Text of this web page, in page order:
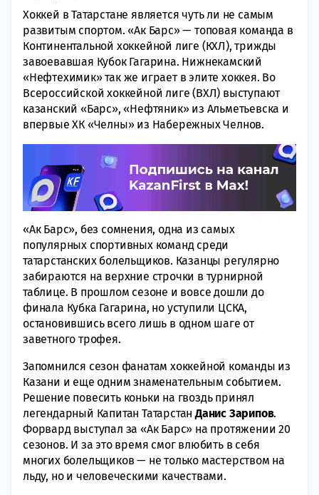
Хоккей в Татарстане является чуть ли не самым
развитым спортом. «Ак Барс» — топовая команда в
Континентальной хоккейной лиге (КХЛ), трижды
завоевавшая Кубок Гагарина. Нижнекамский
«Нефтехимик» так же играет в элите хоккея. Во
Всероссийской хоккейной лиге (ВХЛ) выступают
казанский «Барс», «Нефтяник» из Альметьевска и
впервые ХК «Челны» из Набережных Челнов.
«Ак Барс», без сомнения, одна из самых
популярных спортивных команд среди
татарстанских болельщиков. Казанцы регулярно
забираются на верхние строчки в турнирной
таблице. В прошлом сезоне и вовсе дошли до
финала Кубка Гагарина, но уступили ЦСКА,
остановившись всего лишь в одном шаге от
заветного трофея.
Запомнился сезон фанатам хоккейной команды из
Казани и еще одним знаменательным событием.
Решение повесить коньки на гвоздь принял
легендарный Капитан ТатарстанДанис Зарипов.
Форвард выступал за «Ак Барс» на протяжении 20
сезонов. И за это время смог влюбить в себя
многих болельщиков — не только мастерством на
льду, но и человеческими качествами.